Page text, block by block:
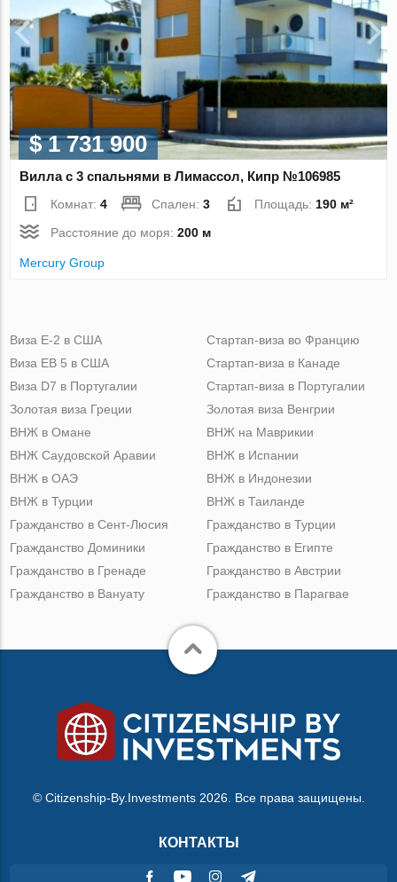
$ 1 731 900
Вилла с 3 спальнями в Лимассол, Кипр №106985
Комнат:4 Спален:3 Площадь: 190 м²
Расстояние до моря:200 м
Mercury Group
Виза Е-2 в США
Виза ЕВ 5 в США
Виза D7 в Португалии
Золотая виза Греции
Стартап-виза во Францию
Стартап-виза в Канаде
Стартап-виза в Португалии
Золотая виза Венгрии
ВНЖ в Омане
ВНЖ Саудовской Аравии
ВНЖ в ОАЭ
ВНЖ в Турции
ВНЖ на Маврикии
ВНЖ в Испании
ВНЖ в Индонезии
ВНЖ в Таиланде
Гражданство в Сент-Люсия
Гражданство Доминики
Гражданство в Гренаде
Гражданство в Вануату
Гражданство в Турции
Гражданство в Египте
Гражданство в Австрии
Гражданство в Парагвае
© Citizenship-By.Investments 2026. Все права защищены.
КОНТАКТЫ